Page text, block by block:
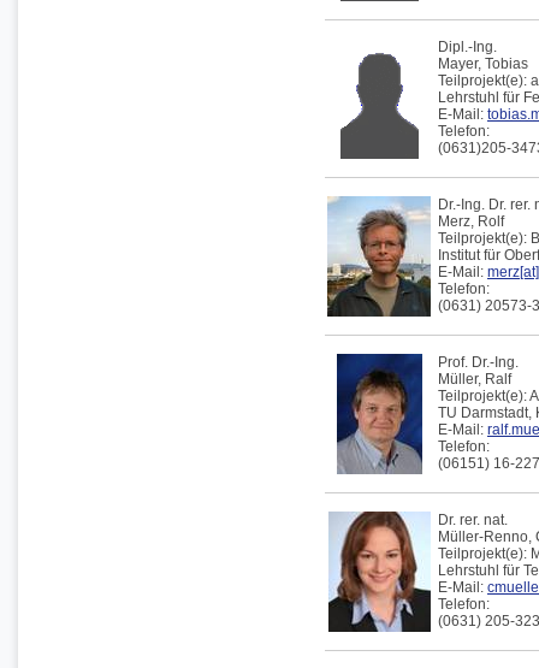
Dipl.-Ing.
Mayer, Tobias
Teilprojekt(e):
Lehrstuhl für
E-Mail:
Telefon:
(0631)205-
Dr.-Ing. Dr. rer.
Merz, Rolf
Teilprojekt(e):
Institut für
E-Mail:
Telefon:
(0631) 20573-
Prof. Dr.-Ing.
Müller, Ralf
Teilprojekt(e):
TU Darmstadt,
E-Mail:
Telefon:
(06151) 16-
Dr. rer. nat.
Müller-Renno,
Teilprojekt(e):
Lehrstuhl für
E-Mail:
Telefon:
(0631) 205-